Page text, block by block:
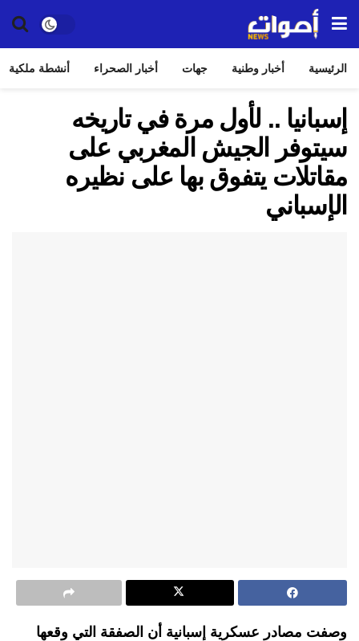
الرئيسية أخبار وطنية جهات أخبار الصحراء أنشطة ملكية
إسبانيا .. لأول مرة في تاريخه
سيتوفر الجيش المغربي على
مقاتلات يتفوق بها على نظيره
الإسباني
وصفت مصادر عسكرية إسبانية أن الصفقة التي وقعها